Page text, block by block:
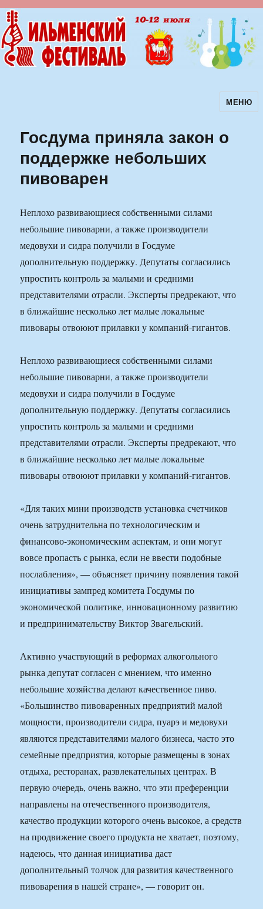
Ильменский фестиваль авторскойМЕНЮ
Госдума приняла закон о
поддержке небольших
пивоварен
Неплохо развивающиеся собственными силами
небольшие пивоварни, а также производители
медовухи и сидра получили в Госдуме
дополнительную поддержку. Депутаты согласились
упростить контроль за малыми и средними
представителями отрасли. Эксперты предрекают, что
в ближайшие несколько лет малые локальные
пивовары отвоюют прилавки у компаний-гигантов.
Неплохо развивающиеся собственными силами
небольшие пивоварни, а также производители
медовухи и сидра получили в Госдуме
дополнительную поддержку. Депутаты согласились
упростить контроль за малыми и средними
представителями отрасли. Эксперты предрекают, что
в ближайшие несколько лет малые локальные
пивовары отвоюют прилавки у компаний-гигантов.
«Для таких мини производств установка счетчиков
очень затруднительна по технологическим и
финансово-экономическим аспектам, и они могут
вовсе пропасть с рынка, если не ввести подобные
послабления», — объясняет причину появления такой
инициативы зампред комитета Госдумы по
экономической политике, инновационному развитию
и предпринимательству Виктор Звагельский.
Активно участвующий в реформах алкогольного
рынка депутат согласен с мнением, что именно
небольшие хозяйства делают качественное пиво.
«Большинство пивоваренных предприятий малой
мощности, производители сидра, пуарэ и медовухи
являются представителями малого бизнеса, часто это
семейные предприятия, которые размещены в зонах
отдыха, ресторанах, развлекательных центрах. В
первую очередь, очень важно, что эти преференции
направлены на отечественного производителя,
качество продукции которого очень высокое, а средств
на продвижение своего продукта не хватает, поэтому,
надеюсь, что данная инициатива даст
дополнительный толчок для развития качественного
пивоварения в нашей стране», — говорит он.